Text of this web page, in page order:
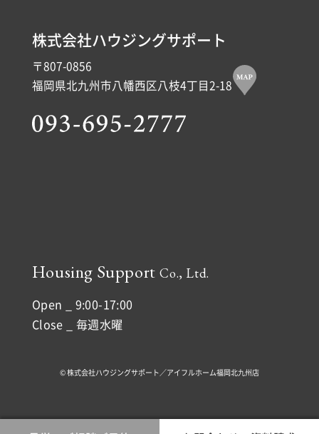
株式会社ハウジングサポート
〒807-0856
福岡県北九州市八幡西区八枝4丁目2-18
Housing SupportCo., Ltd.
Open _ 9:00-17:00
Close _ 毎週水曜
© 株式会社ハウジングサポート／アイフルホーム福岡北九州店